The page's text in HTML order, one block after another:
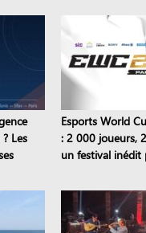
Les
Esports World
: 2 000 joueurs,
un festival inédit